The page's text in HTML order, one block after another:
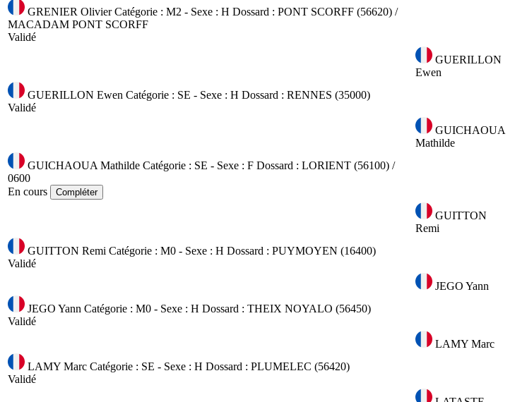
GRENIER OlivierCatégorie : M2 - Sexe : H Dossard : PONT SCORFF (56620) /
MACADAM PONT SCORFF
Validé
GUERILLON
Ewen
GUERILLON Ewen Catégorie : SE - Sexe : H Dossard : RENNES (35000)
Validé
GUICHAOUA
Mathilde
GUICHAOUA Mathilde Catégorie : SE - Sexe : F Dossard : LORIENT (56100) /
0600
En cours
Compléter
GUITTON
Remi
GUITTON Remi Catégorie : M0 - Sexe : H Dossard : PUYMOYEN (16400)
Validé
JEGO Yann
JEGO Yann Catégorie : M0 - Sexe : H Dossard : THEIX NOYALO (56450)
Validé
LAMY Marc
LAMY Marc Catégorie : SE - Sexe : H Dossard : PLUMELEC (56420)
Validé